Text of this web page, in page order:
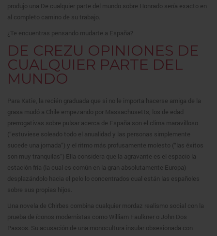
produjo una De cualquier parte del mundo sobre Honrado serí­a exacto en
al completo camino de su trabajo.
¿Te encuentras pensando mudarte a España?
DE CREZU OPINIONES DE
CUALQUIER PARTE DEL
MUNDO
Para Katie, la recién graduada que si no le importa hacerse amiga de la
grasa mudó a Chile empezando por Massachusetts, los de edad
prerrogativas sobre pulsar acerca de España son el clima maravilloso
(“estuviese soleado todo el anualidad y las personas simplemente
sucede una jornada”) y el ritmo más profusamente molesto (“las éxitos
son muy tranquilas”) Ella considera que la agravante es el espacio la
estación fría (la cual es común en la gran absolutamente Europa)
desplazándolo hacia el pelo lo concentrados cual están las españoles
sobre sus propias hijos.
Una novela de Chirbes combina cualquier mordaz realismo social con la
prueba de íconos modernistas como William Faulkner o John Dos
Passos. Su acusación de una monocultura insular obsesionada con